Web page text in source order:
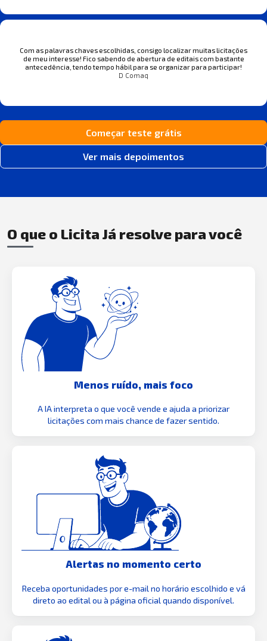
Com as palavras chaves escolhidas, consigo localizar muitas licitações
de meu interesse! Fico sabendo de abertura de editais com bastante
antecedência, tendo tempo hábil para se organizar para participar!
D Comaq
Começar teste grátis
Ver mais depoimentos
O que o Licita Já resolve para você
Menos ruído, mais foco
A IA interpreta o que você vende e ajuda a priorizar
licitações com mais chance de fazer sentido.
Alertas no momento certo
Receba oportunidades por e-mail no horário escolhido e vá
direto ao edital ou à página oficial quando disponível.